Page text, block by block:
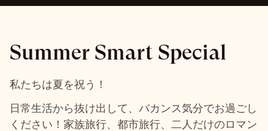
Summer Smart Special
私たちは夏を祝う！
日常生活から抜け出して、バカンス気分でお過ごし
ください！家族旅行、都市旅行、二人だけのロマン